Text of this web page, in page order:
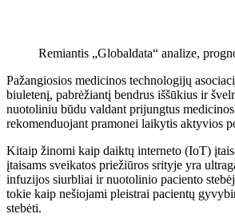
Remiantis „Globaldata“ analize,
Pažangiosios medicinos technologijų
biuletenį, pabrėžiantį bendrus iššūkius ir
nuotoliniu būdu valdant prijungtus medicinos
rekomenduojant pramonei laikytis aktyvios
Kitaip žinomi kaip daiktų interneto (IoT)
įtaisams sveikatos priežiūros srityje yra
infuzijos siurbliai ir nuotolinio paciento
tokie kaip nešiojami pleistrai pacientų
stebėti.